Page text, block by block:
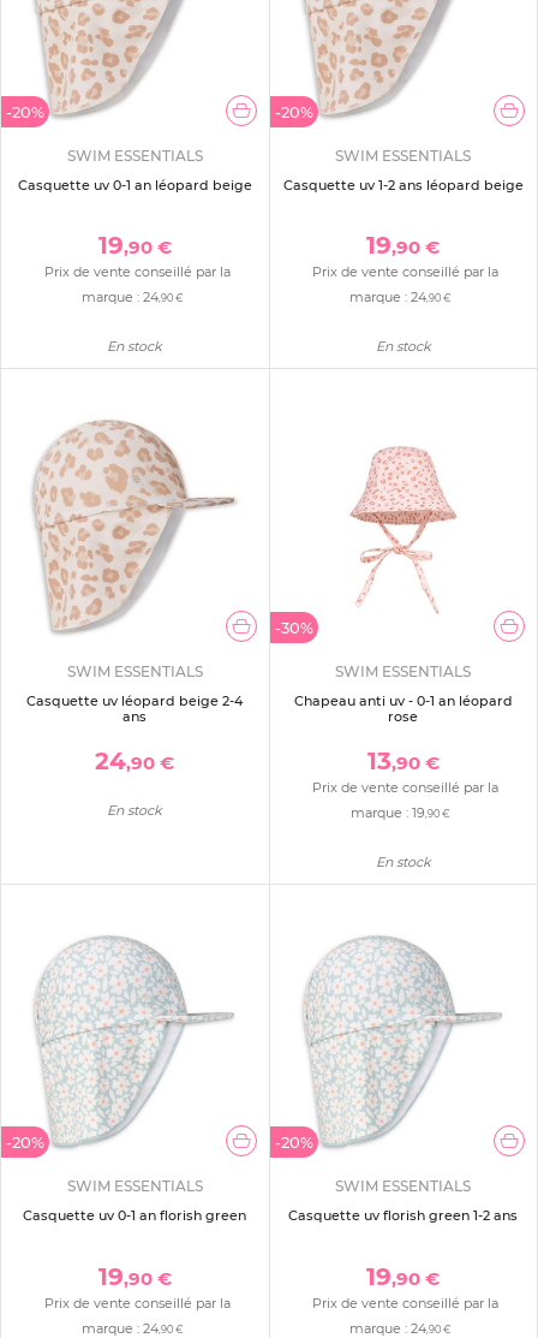
-20%
SWIM ESSENTIALS
Casquette uv 0-1 an léopard beige
19,90 €
Prix de vente conseillé par la
marque : 24,90 €
En stock
-20%
SWIM ESSENTIALS
Casquette uv 1-2 ans léopard beige
19,90 €
Prix de vente conseillé par la
marque :24,90 €
En stock
SWIM ESSENTIALS
Casquette uv léopard beige 2-4
ans
24,90 €
En stock
-30%
SWIM ESSENTIALS
Chapeau anti uv - 0-1 an léopard
rose
13,90 €
Prix de vente conseillé par la
marque :19,90 €
En stock
-20%
SWIM ESSENTIALS
Casquette uv 0-1 an florish green
19,90 €
Prix de vente conseillé par la
marque : 24,90 €
-20%
SWIM ESSENTIALS
Casquette uv florish green 1-2 ans
19,90 €
Prix de vente conseillé par la
marque :24 ,90 €